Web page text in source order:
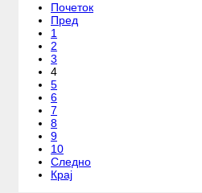
Почеток
Пред
1
2
3
4
5
6
7
8
9
10
Следно
Крај